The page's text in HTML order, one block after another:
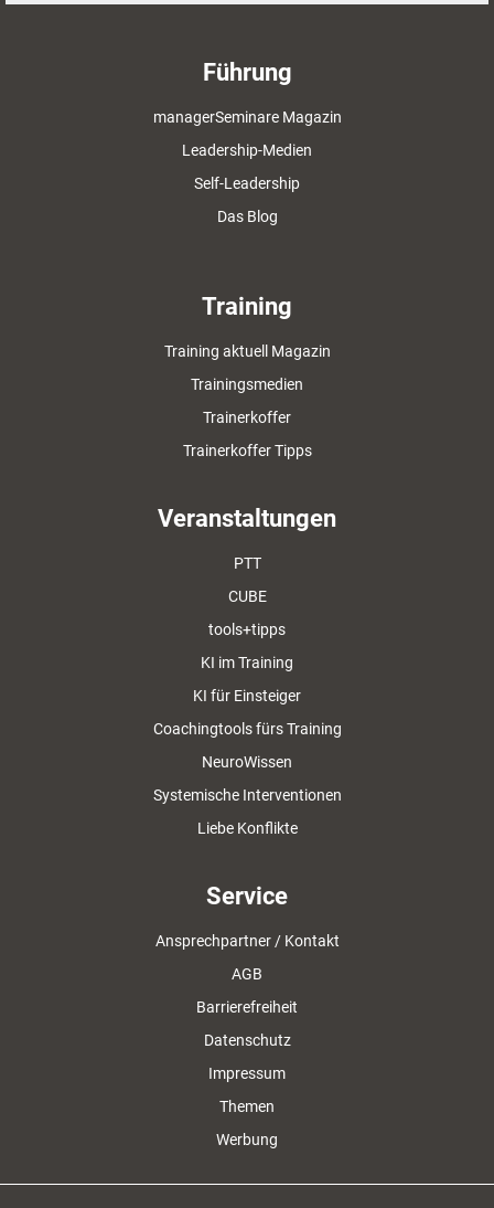
Führung
managerSeminare Magazin
Leadership-Medien
Self-Leadership
Das Blog
Training
Training aktuell Magazin
Trainingsmedien
Trainerkoffer
Trainerkoffer Tipps
Veranstaltungen
PTT
CUBE
tools+tipps
KI im Training
KI für Einsteiger
Coachingtools fürs Training
NeuroWissen
Systemische Interventionen
Liebe Konflikte
Service
Ansprechpartner / Kontakt
AGB
Barrierefreiheit
Datenschutz
Impressum
Themen
Werbung